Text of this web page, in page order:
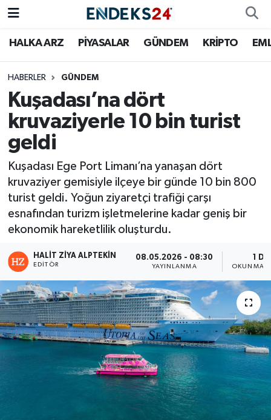
HALKA ARZ PİYASALAR GÜNDEM KRİPTO
HABERLER GÜNDEM
Kuşadası’na dört
kruvaziyerle 10 bin turist
geldi
Kuşadası Ege Port Limanı’na yanaşan dört
kruvaziyer gemisiyle ilçeye bir günde 10 bin 800
turist geldi. Yoğun ziyaretçi trafiği çarşı
esnafından turizm işletmelerine kadar geniş bir
ekonomik hareketlilik oluşturdu.
HALIT ZIYA ALPTEKIN
EDITÖR
08.05.2026 - 08:30
YAYINLANMA
1 DK
OKUNMA
EMLAK
ENERJİ
GÜNDEM
HALKA ARZ
KRİPTO
OTOMOTİV
PİYASALAR
SAVUNMA
Nöbetçi Eczaneler
Hava Durumu
Trafik Durumu
Süper Lig Puan Durumu ve Fikstür
Tüm Manşetler
Son Dakika Haberleri
Haber Arşivi